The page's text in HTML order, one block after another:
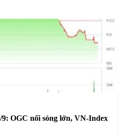
OGC nổi sóng lớn, VN-Index